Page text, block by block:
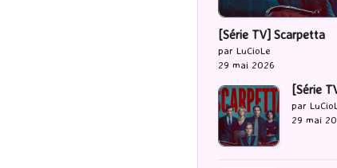
[Série TV] Scarpetta
par LuCioLe
29 mai 2026
[Série
par
29 mai